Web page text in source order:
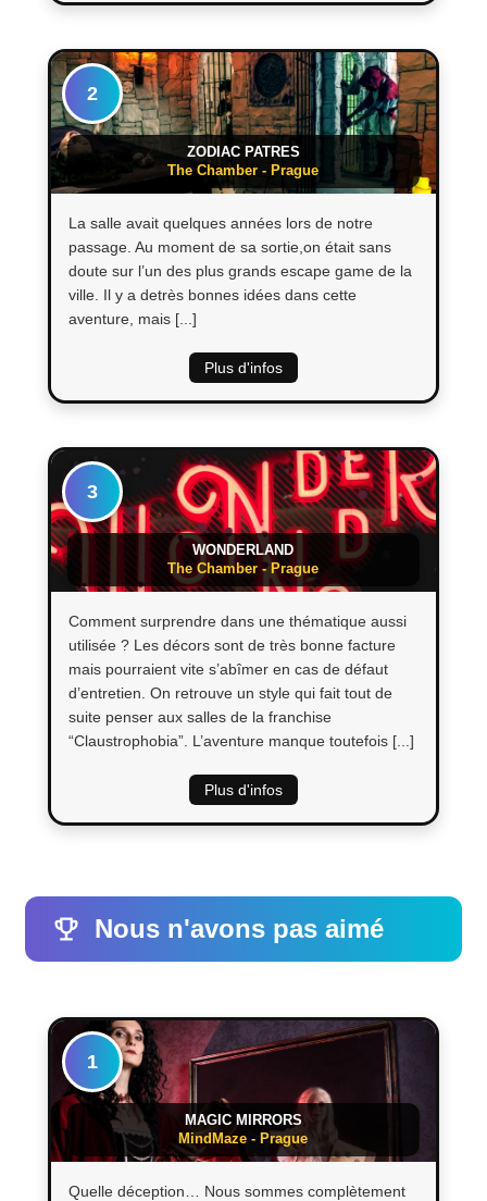
2
ZODIAC PATRES
The Chamber - Prague
La salle avait quelques années lors de notre
passage. Au moment de sa sortie,on était sans
doute sur l’un des plus grands escape game de la
ville. Il y a detrès bonnes idées dans cette
aventure, mais [...]
Plus d'infos
3
WONDERLAND
The Chamber - Prague
Comment surprendre dans une thématique aussi
utilisée ? Les décors sont de très bonne facture
mais pourraient vite s’abîmer en cas de défaut
d’entretien. On retrouve un style qui fait tout de
suite penser aux salles de la franchise
“Claustrophobia”. L’aventure manque toutefois [...]
Plus d'infos
Nous n'avons pas aimé
1
MAGIC MIRRORS
MindMaze - Prague
Quelle déception… Nous sommes complètement